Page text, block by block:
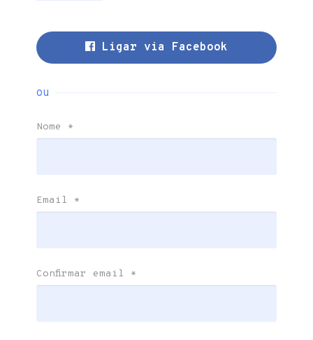
Ligar via Facebook
ou
Nome *
Email *
Confirmar email *